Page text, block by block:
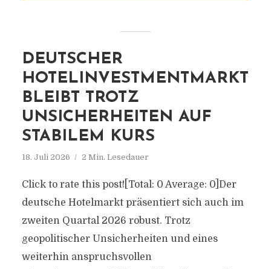
DEUTSCHER
HOTELINVESTMENTMARKT
BLEIBT TROTZ
UNSICHERHEITEN AUF
STABILEM KURS
18. Juli 2026 2 Min. Lesedauer
Click to rate this post![Total: 0 Average: 0]Der
deutsche Hotelmarkt präsentiert sich auch im
zweiten Quartal 2026 robust. Trotz
geopolitischer Unsicherheiten und eines
weiterhin anspruchsvollen